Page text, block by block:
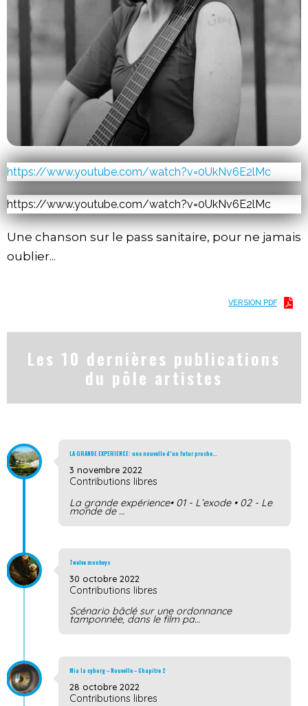
https://www.youtube.com/watch?v=0UkNv6E2lMc
https://www.youtube.com/watch?v=0UkNv6E2lMc
Une chanson sur le pass sanitaire, pour ne jamais
oublier...
VERSION PDF
Les 10 dernières publications
du pôle artistes
LA GRANDE EXPERIENCE: une nouvelle d’un futur proche…
3 novembre 2022
Contributions libres
La grande expérience• 01 - L’exode • 02 - Le
monde de …
Twelve monkeys
30 octobre 2022
Contributions libres
Scénario bâclé sur une ordonnance
tamponnée, dans le film pa…
Mia la cyborg – Nouvelle – Chapitre 2
28 octobre 2022
Contributions libres